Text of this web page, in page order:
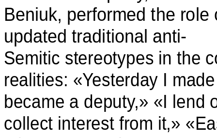
Beniuk, performed the
updated traditional anti-
Semitic stereotypes in the
realities: «Yesterday I
became a deputy,» «I lend
collect interest from it,»